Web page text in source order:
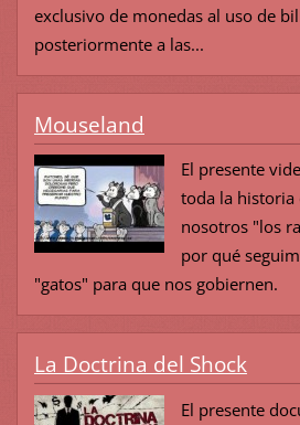
exclusivo de monedas al uso de
posteriormente a las...
Mouseland
El presente
toda la historia
nosotros "los
por qué
"gatos" para que nos gobiernen.
La Doctrina del Shock
El presente